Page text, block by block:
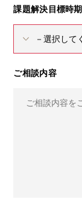
課題解決目標時期
ご相談内容